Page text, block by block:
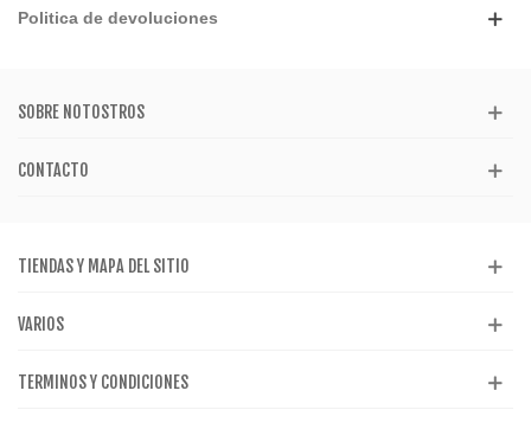
Politica de devoluciones
SOBRE NOTOSTROS
CONTACTO
TIENDAS Y MAPA DEL SITIO
VARIOS
TERMINOS Y CONDICIONES